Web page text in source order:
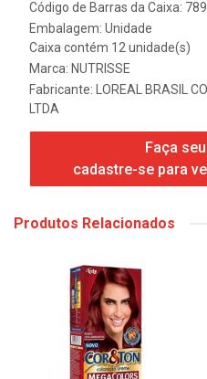
Código de Barras da Caixa:
Embalagem: Unidade
Caixa contém 12 unidade(s)
Marca: NUTRISSE
Fabricante:
LOREAL BRASIL
LTDA
Faça
cadastre-se para
Produtos Relacionados